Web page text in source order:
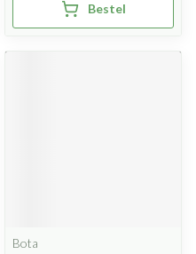
Bestel
Bota